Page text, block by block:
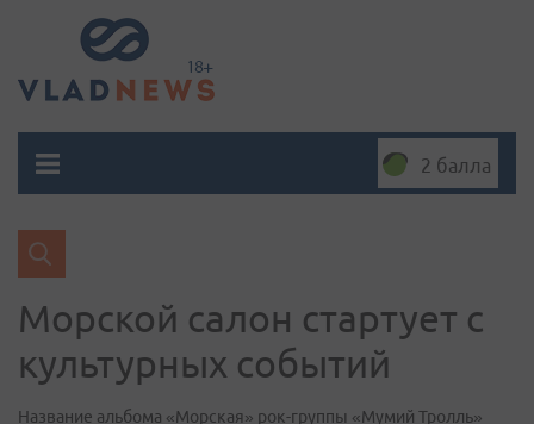
2 балла
Морской салон стартует с
культурных событий
Название альбома «Морская» рок-группы «Мумий Тролль»